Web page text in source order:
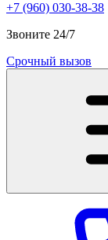
+7 (960) 030-38-38
Звоните 24/7
Срочный вызов